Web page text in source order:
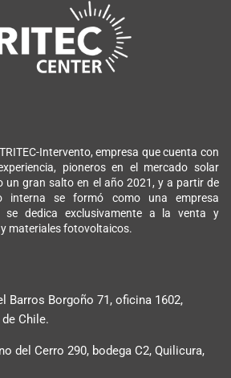
Intervento, empresa que cuenta con
pioneros en el mercado solar
un gran salto en el año 2021, y a partir de
interna se formó como una empresa
se dedica exclusivamente a la venta y
materiales fotovoltaicos.
Barros Borgoño 71, oficina 1602,
Chile.
del Cerro 290, bodega C2, Quilicura,